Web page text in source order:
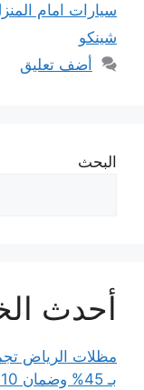
سيارات امام
شينكو
أضف تعليق
البحث
أحدث
مظلات الرياض
بـ 45% وضمان 10سنوات